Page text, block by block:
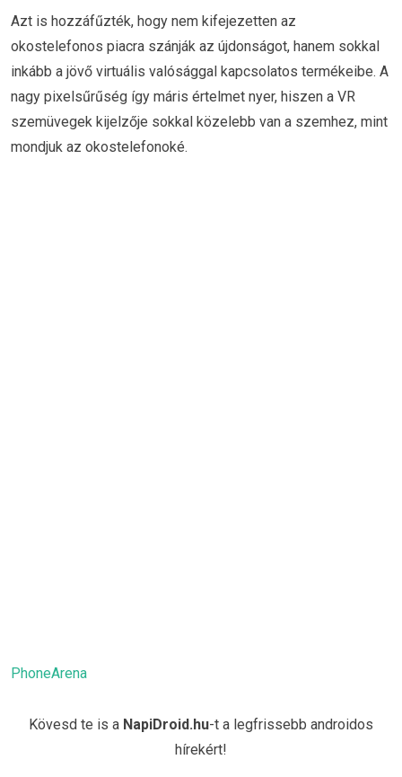
Azt is hozzáfűzték, hogy nem kifejezetten az
okostelefonos piacra szánják az újdonságot, hanem sokkal
inkább a jövő virtuális valósággal kapcsolatos termékeibe. A
nagy pixelsűrűség így máris értelmet nyer, hiszen a VR
szemüvegek kijelzője sokkal közelebb van a szemhez, mint
mondjuk az okostelefonoké.
PhoneArena
Kövesd te is a NapiDroid.hu-t a legfrissebb androidos
hírekért!